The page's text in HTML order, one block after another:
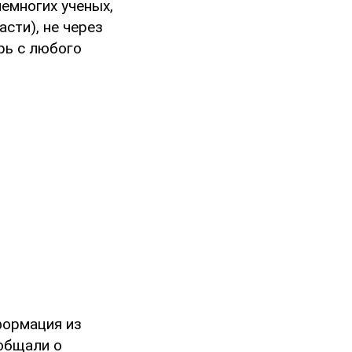
ученых,
не через
с любого
из
о